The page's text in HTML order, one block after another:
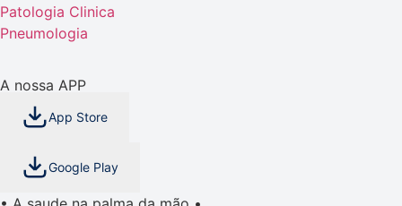
Patologia Clinica
Pneumologia
A nossa APP
App Store
Google Play